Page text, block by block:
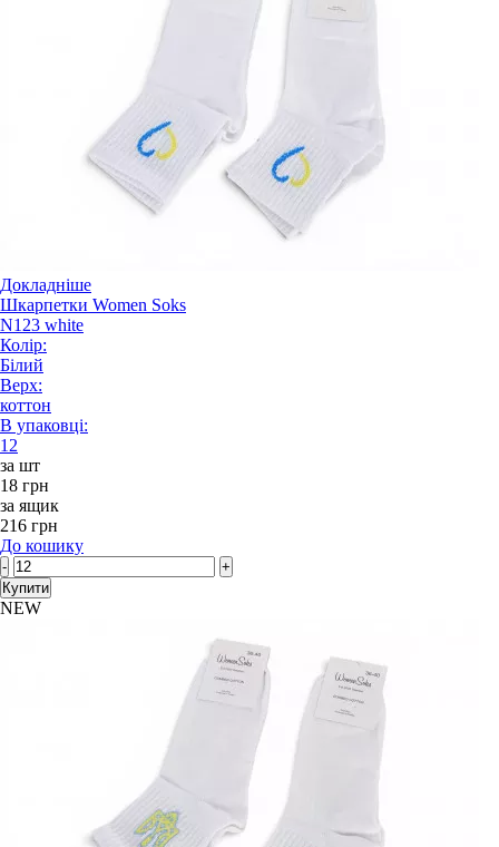
Докладніше
Шкарпетки Women Soks
N123 white
Колір:
Білий
Верх:
коттон
В упаковці:
12
за шт
18 грн
за ящик
216 грн
До кошику
-
+
Купити
NEW